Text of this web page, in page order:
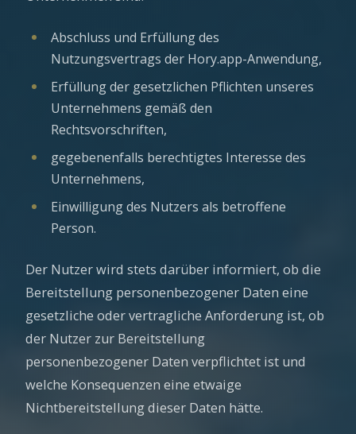
Abschluss und Erfüllung des
Nutzungsvertrags der Hory.app-Anwendung,
Erfüllung der gesetzlichen Pflichten unseres
Unternehmens gemäß den
Rechtsvorschriften,
gegebenenfalls berechtigtes Interesse des
Unternehmens,
Einwilligung des Nutzers als betroffene
Person.
Der Nutzer wird stets darüber informiert, ob die
Bereitstellung personenbezogener Daten eine
gesetzliche oder vertragliche Anforderung ist, ob
der Nutzer zur Bereitstellung
personenbezogener Daten verpflichtet ist und
welche Konsequenzen eine etwaige
Nichtbereitstellung dieser Daten hätte.